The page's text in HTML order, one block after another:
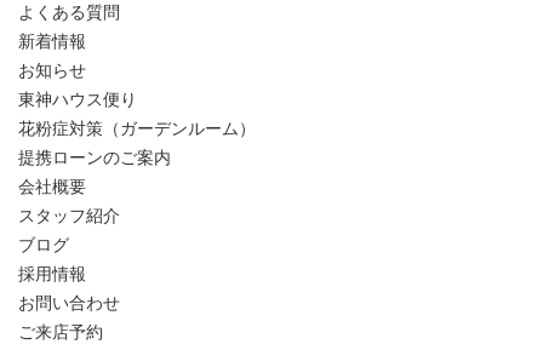
よくある質問
新着情報
お知らせ
東神ハウス便り
花粉症対策（ガーデンルーム）
提携ローンのご案内
会社概要
スタッフ紹介
ブログ
採用情報
お問い合わせ
ご来店予約